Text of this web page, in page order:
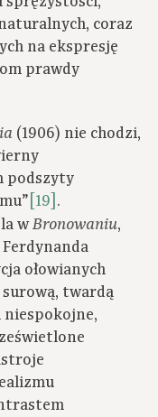
coraz
na ekspresję
prawdy
(1906) nie chodzi,
podszyty
[19] .
wBronowaniu,
ołowianych
twardą
niespokojne,